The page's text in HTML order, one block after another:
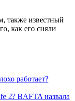
также известный
как его сняли
работает?
2? BAFTA назвала